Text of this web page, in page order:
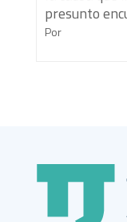
presunto
Por